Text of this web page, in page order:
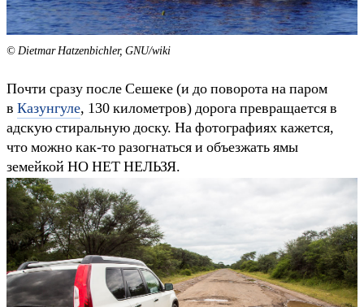
© Dietmar Hatzenbichler, GNU/wiki
Почти сразу после Сешеке (и до поворота на паром
в Казунгуле, 130 километров) дорога превращается в
адскую стиральную доску. На фотографиях кажется,
что можно как-то разогнаться и объезжать ямы
земейкой НО НЕТ НЕЛЬЗЯ.